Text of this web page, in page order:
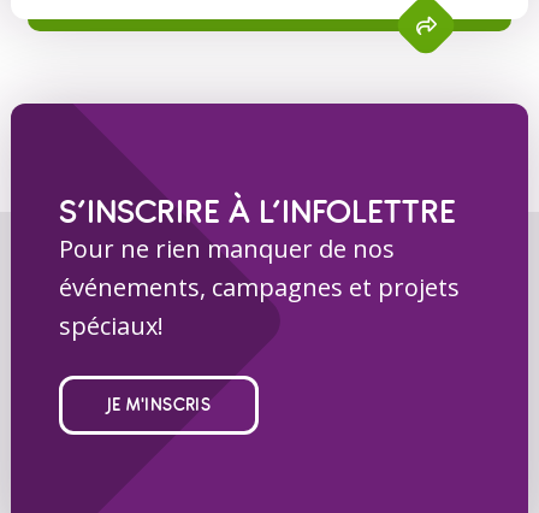
S’INSCRIRE À L’INFOLETTRE
Pour ne rien manquer de nos
événements, campagnes et projets
spéciaux!
JE M'INSCRIS